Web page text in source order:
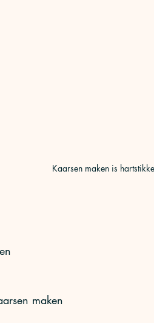
Kaarsen maken is
maken